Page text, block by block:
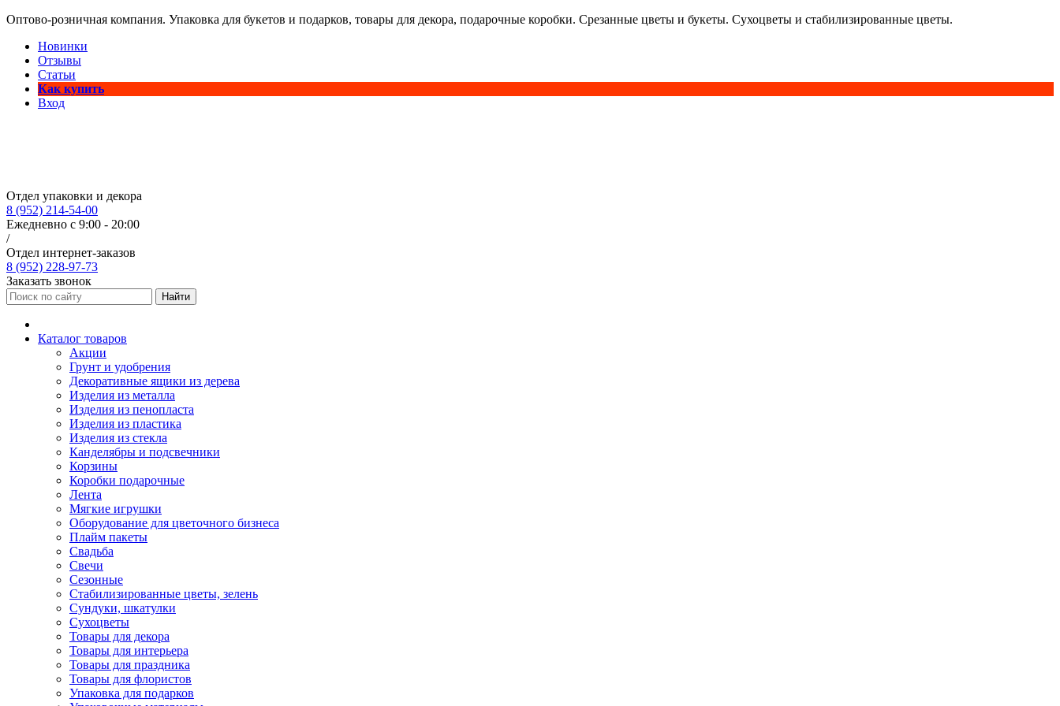
Оптово-розничная компания. Упаковка для букетов и подарков, товары для декора, подарочные коробки. Срезанные цветы и букеты. Сухоцветы и стабилизированные цветы.
Новинки
Отзывы
Статьи
Как купить
Вход
Отдел упаковки и декора
8 (952) 214-54-00
Ежедневно с 9:00 - 20:00
/
Отдел интернет-заказов
8 (952) 228-97-73
Заказать звонок
Найти
Каталог товаров
Акции
Грунт и удобрения
Декоративные ящики из дерева
Изделия из металла
Изделия из пенопласта
Изделия из пластика
Изделия из стекла
Канделябры и подсвечники
Корзины
Коробки подарочные
Лента
Мягкие игрушки
Оборудование для цветочного бизнеса
Плайм пакеты
Свадьба
Свечи
Сезонные
Стабилизированные цветы, зелень
Сундуки, шкатулки
Сухоцветы
Товары для декора
Товары для интерьера
Товары для праздника
Товары для флористов
Упаковка для подарков